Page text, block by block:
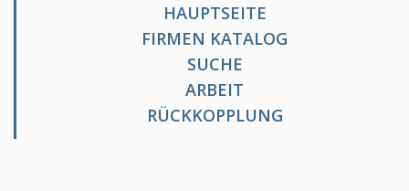
HAUPTSEITE
FIRMEN KATALOG
SUCHE
ARBEIT
RÜCKKOPPLUNG